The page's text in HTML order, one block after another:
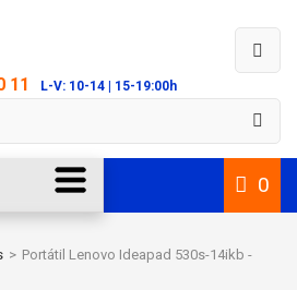
11 L-V: 10-14 | 15-19:00h
0
> Portátil Lenovo Ideapad 530s-14ikb -